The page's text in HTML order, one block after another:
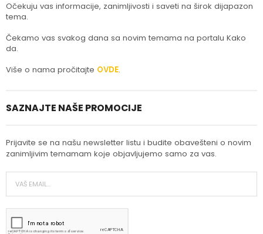
Očekuju vas informacije, zanimljivosti i saveti na širok dijapazon
tema.
Čekamo vas svakog dana sa novim temama na portalu Kako
da.
Više o nama pročitajte OVDE.
SAZNAJTE NAŠE PROMOCIJE
Prijavite se na našu newsletter listu i budite obavešteni o novim
zanimljivim temamam koje objavljujemo samo za vas.